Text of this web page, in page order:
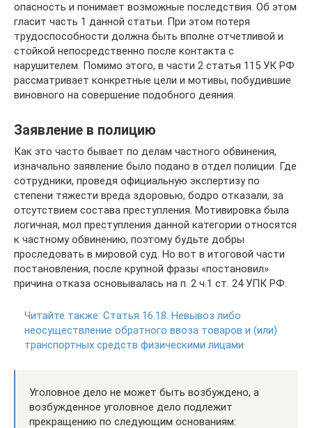
опасность и понимает возможные последствия. Об этом
гласит часть 1 данной статьи. При этом потеря
трудоспособности должна быть вполне отчетливой и
стойкой непосредственно после контакта с
нарушителем. Помимо этого, в части 2 статья 115 УК РФ
рассматривает конкретные цели и мотивы, побудившие
виновного на совершение подобного деяния.
Заявление в полицию
Как это часто бывает по делам частного обвинения,
изначально заявление было подано в отдел полиции. Где
сотрудники, проведя официальную экспертизу по
степени тяжести вреда здоровью, бодро отказали, за
отсутствием состава преступления. Мотивировка была
логичная, мол преступления данной категории относятся
к частному обвинению, поэтому будьте добры
проследовать в мировой суд. Но вот в итоговой части
постановления, после крупной фразы «постановил»
причина отказа основывалась на п. 2 ч.1 ст. 24 УПК РФ.
Читайте также: Статья 16.18. Невывоз либо
неосуществление обратного ввоза товаров и (или)
транспортных средств физическими лицами
Уголовное дело не может быть возбуждено, а
возбужденное уголовное дело подлежит
прекращению по следующим основаниям: